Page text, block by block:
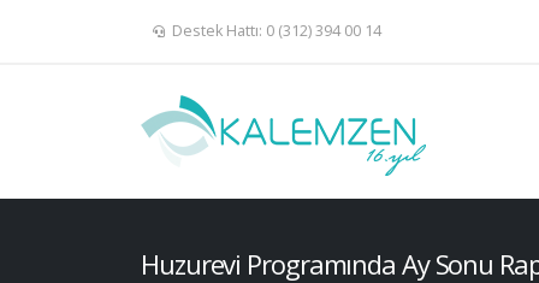
Destek Hattı: 0 (312) 394 00 14
Huzurevi Programında Ay Sonu